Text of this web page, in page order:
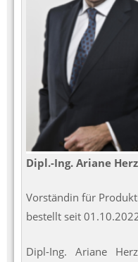
Dipl.-Ing. Ariane
Vorständin für
bestellt seit
Dipl-Ing. Ariane